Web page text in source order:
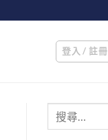
登入 / 註冊